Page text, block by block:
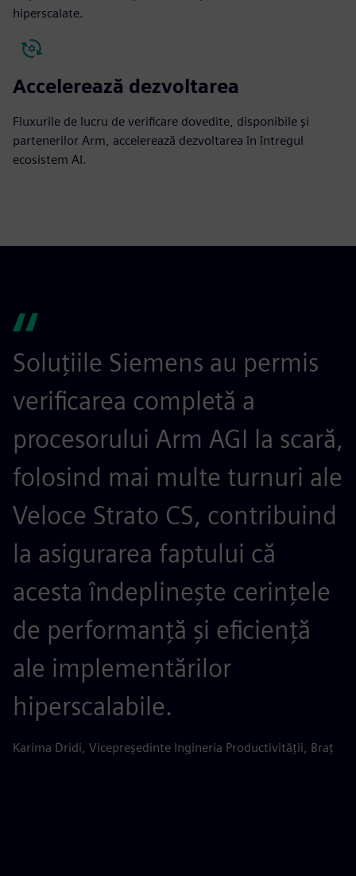
hiperscalate.
Accelerează dezvoltarea
Fluxurile de lucru de verificare dovedite, disponibile și
partenerilor Arm, accelerează dezvoltarea în întregul
ecosistem AI.
Soluțiile Siemens au permis
verificarea completă a
procesorului Arm AGI la scară,
folosind mai multe turnuri ale
Veloce Strato CS, contribuind
la asigurarea faptului că
acesta îndeplinește cerințele
de performanță și eficiență
ale implementărilor
hiperscalabile.
Karima Dridi, Vicepreședinte Ingineria Productivității, Braț